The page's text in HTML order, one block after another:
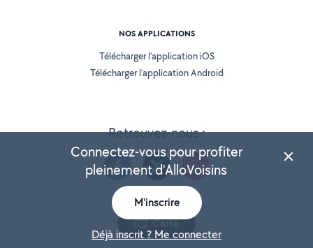
Carte
Retrouvez-nous :
NOS APPLICATIONS
Télécharger l’application iOS
Télécharger l’application Android
Connectez-vous pour profiter
pleinement d'AlloVoisins
M'inscrire
Déjà inscrit ? Me connecter